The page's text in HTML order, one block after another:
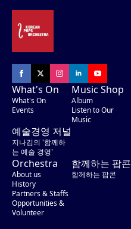
What's On
What's On
Events
Music Shop
Album
Listen to Our
Music
예술경영 저널
지나김의 '함께하
는 예술 경영'
Orchestra
About us
History
Partners & Staffs
Opportunities &
Volunteer
함께하는 팝콘
함께하는 팝콘